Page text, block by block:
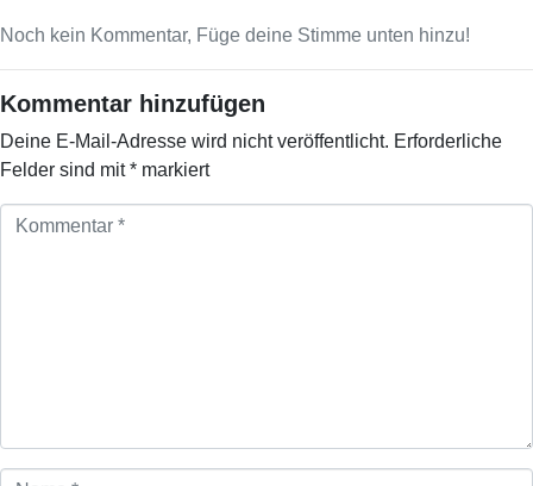
Noch kein Kommentar, Füge deine Stimme unten hinzu!
Kommentar hinzufügen
Deine E-Mail-Adresse wird nicht veröffentlicht. Erforderliche
Felder sind mit* markiert
r
*